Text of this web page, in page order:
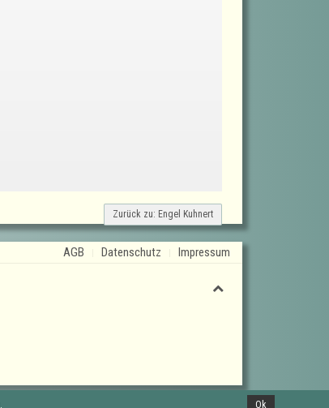
Zurück zu: Engel Kuhnert
AGB Datenschutz Impressum
Ok